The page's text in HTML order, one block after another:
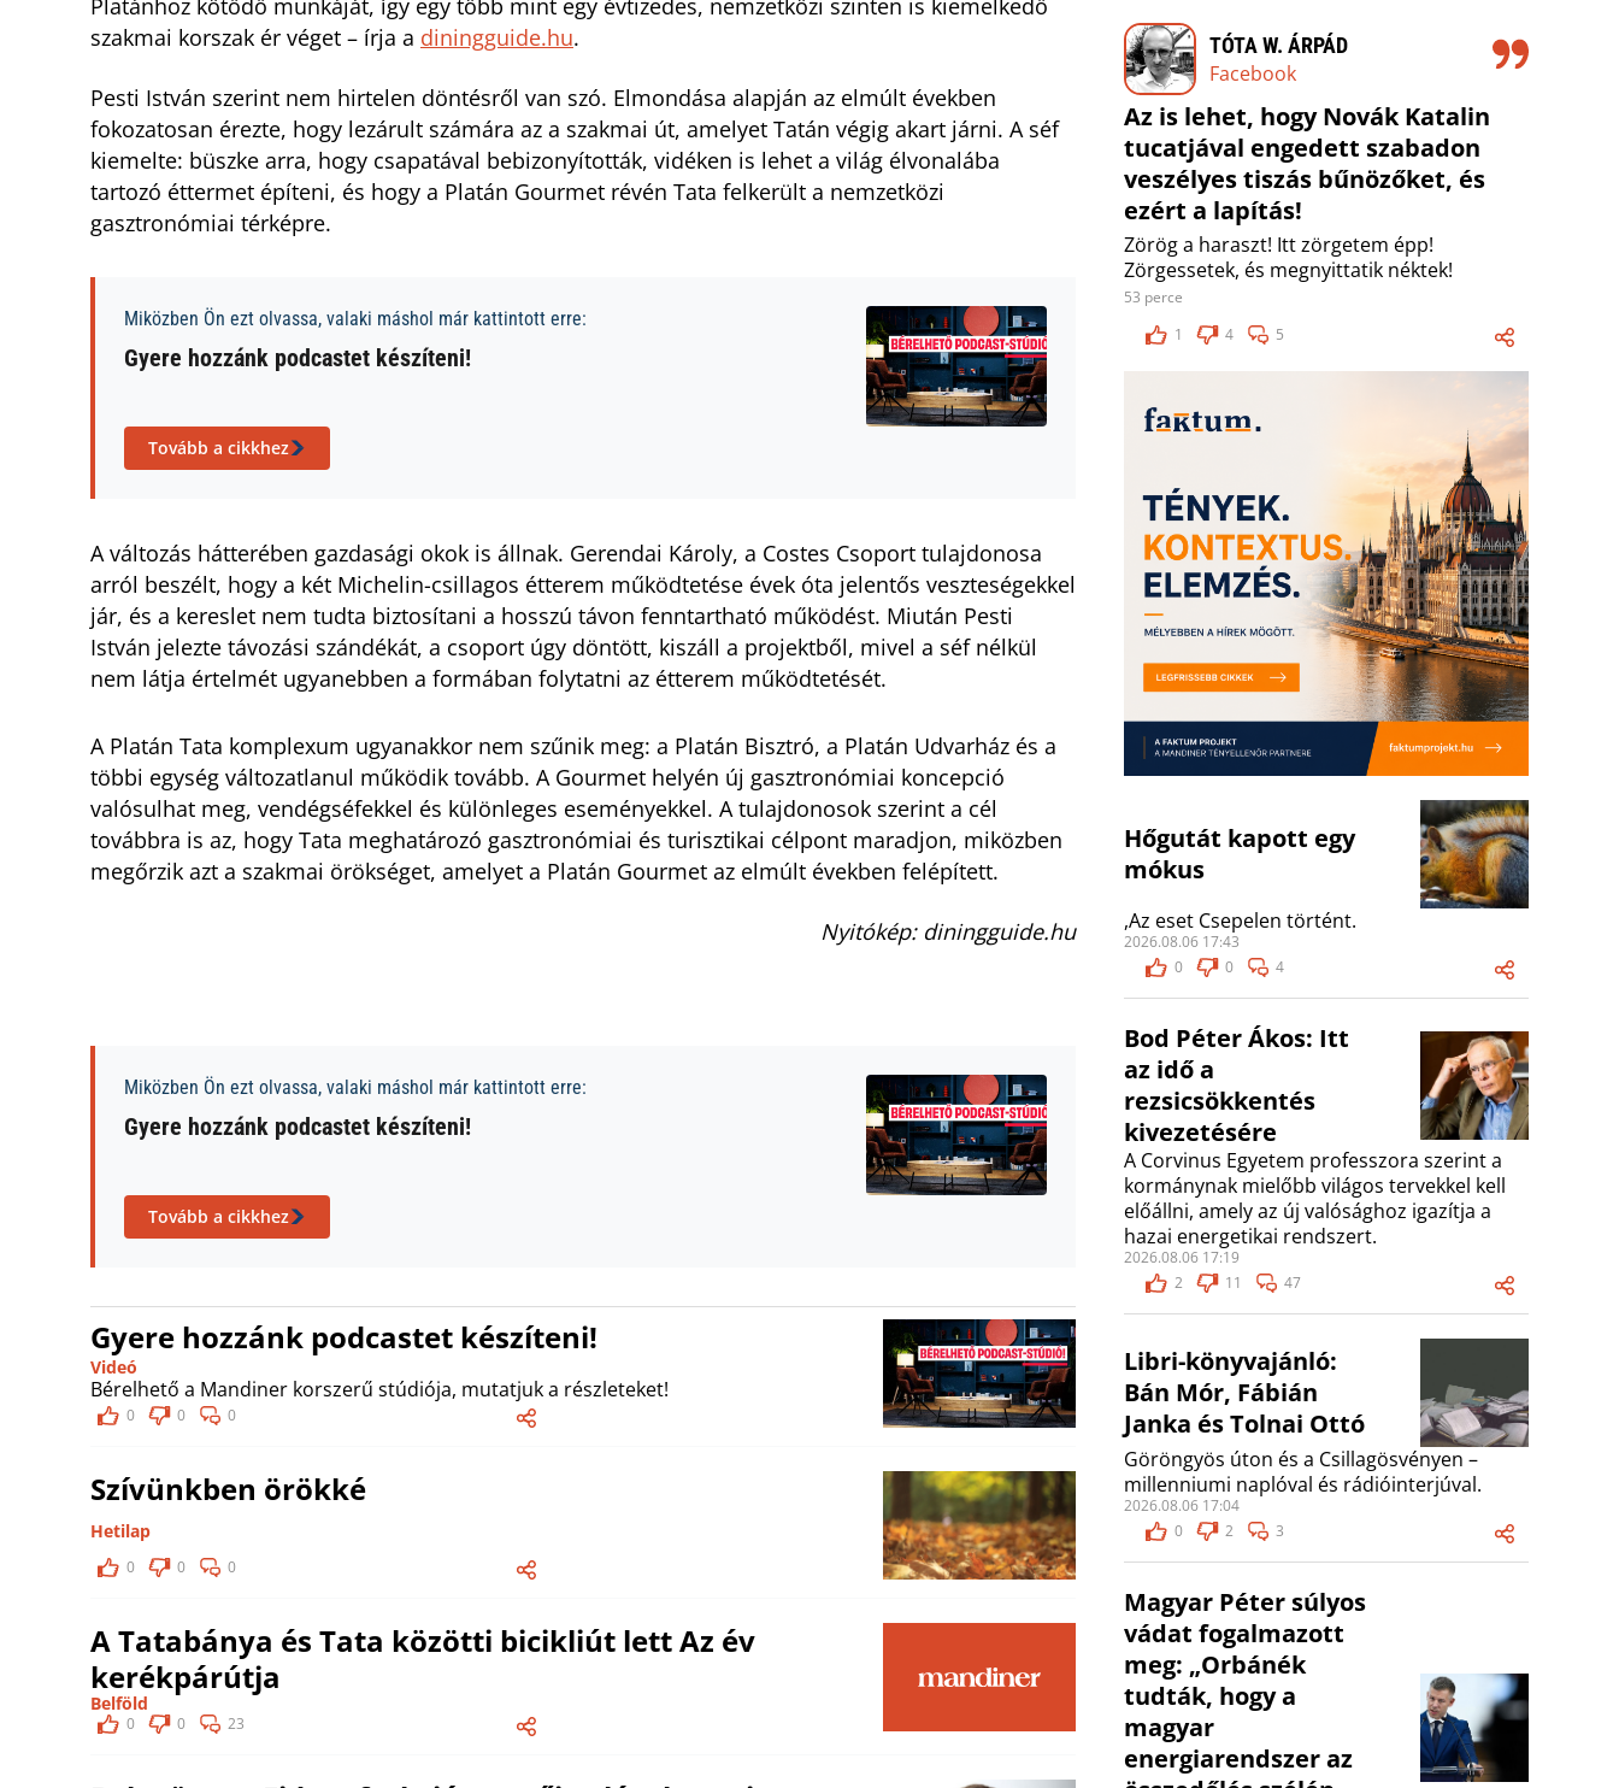
Platánhoz kötődő munkáját, így egy több mint egy évtizedes, nemzetközi szinten is kiemelkedő
szakmai korszak ér véget – írja a diningguide.hu.
Pesti István szerint nem hirtelen döntésről van szó. Elmondása alapján az elmúlt években
fokozatosan érezte, hogy lezárult számára az a szakmai út, amelyet Tatán végig akart járni. A séf
kiemelte: büszke arra, hogy csapatával bebizonyították, vidéken is lehet a világ élvonalába
tartozó éttermet építeni, és hogy a Platán Gourmet révén Tata felkerült a nemzetközi
gasztronómiai térképre.
Miközben Ön ezt olvassa, valaki máshol már kattintott erre:
Gyere hozzánk podcastet készíteni!
Tovább a cikkhez
A változás hátterében gazdasági okok is állnak. Gerendai Károly, a Costes Csoport tulajdonosa
arról beszélt, hogy a két Michelin-csillagos étterem működtetése évek óta jelentős veszteségekkel
jár, és a kereslet nem tudta biztosítani a hosszú távon fenntartható működést. Miután Pesti
István jelezte távozási szándékát, a csoport úgy döntött, kiszáll a projektből, mivel a séf nélkül
nem látja értelmét ugyanebben a formában folytatni az étterem működtetését.
A Platán Tata komplexum ugyanakkor nem szűnik meg: a Platán Bisztró, a Platán Udvarház és a
többi egység változatlanul működik tovább. A Gourmet helyén új gasztronómiai koncepció
valósulhat meg, vendégséfekkel és különleges eseményekkel. A tulajdonosok szerint a cél
továbbra is az, hogy Tata meghatározó gasztronómiai és turisztikai célpont maradjon, miközben
megőrzik azt a szakmai örökséget, amelyet a Platán Gourmet az elmúlt években felépített.
Nyitókép: diningguide.hu
Miközben Ön ezt olvassa, valaki máshol már kattintott erre:
Gyere hozzánk podcastet készíteni!
Tovább a cikkhez
Gyere hozzánk podcastet készíteni!
Videó
Bérelhető a Mandiner korszerű stúdiója, mutatjuk a részleteket!
0 0 0
Szívünkben örökké
Hetilap
0 0 0
A Tatabánya és Tata közötti bicikliút lett Az év
kerékpárútja
Belföld
0 0 23
TÓTA W. ÁRPÁD
Facebook
Az is lehet, hogy Novák Katalin
tucatjával engedett szabadon
veszélyes tiszás bűnözőket, és
ezért a lapítás!
Zörög a haraszt! Itt zörgetem épp!
Zörgessetek, és megnyittatik néktek!
53 perce
1
4 5
Hőgutát kapott egy
mókus
,Az eset Csepelen történt.
2026.08.06 17:43
0
0 4
Bod Péter Ákos: Itt
az idő a
rezsicsökkentés
kivezetésére
A Corvinus Egyetem professzora szerint a
kormánynak mielőbb világos tervekkel kell
előállni, amely az új valósághoz igazítja a
hazai energetikai rendszert.
2026.08.06 17:19
2
11 47
Libri-könyvajánló:
Bán Mór, Fábián
Janka és Tolnai Ottó
Göröngyös úton és a Csillagösvényen –
millenniumi naplóval és rádióinterjúval.
2026.08.06 17:04
0
2 3
Magyar Péter súlyos
vádat fogalmazott
meg: „Orbánék
tudták, hogy a
magyar
energiarendszer az